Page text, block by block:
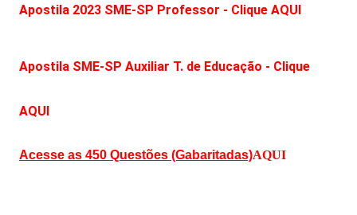
Apostila 2023 SME-SP Professor - Clique AQUI
Apostila SME-SP Auxiliar T. de Educação - Clique
AQUI
Acesse as 450 Questões (Gabaritadas)AQUI